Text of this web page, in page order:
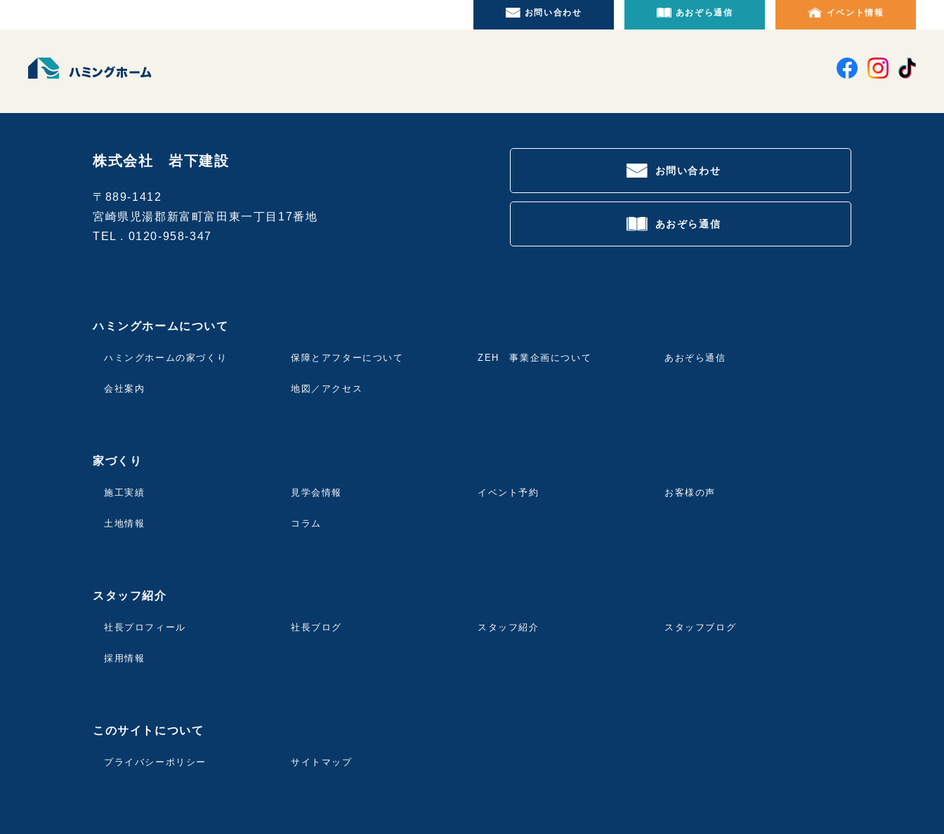
お問い合わせ あおぞら通信 イベント情報
株式会社 岩下建設
〒889-1412
宮崎県児湯郡新富町富田東一丁目17番地
TEL . 0120-958-347
お問い合わせ
あおぞら通信
ハミングホームについて
ハミングホームの家づくり 保障とアフターについて ZEH 事業企画について あおぞら通信
会社案内 地図／アクセス
家づくり
施工実績 見学会情報 イベント予約 お客様の声
土地情報 コラム
スタッフ紹介
社長プロフィール 社長ブログ スタッフ紹介 スタッフブログ
採用情報
このサイトについて
プライバシーポリシー サイトマップ